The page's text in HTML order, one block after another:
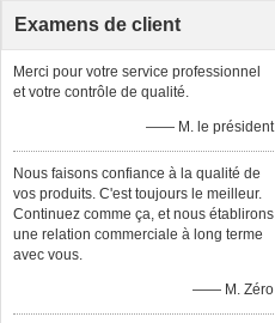
Examens de client
Merci pour votre service professionnel
et votre contrôle de qualité.
—— M. le président
Nous faisons confiance à la qualité de
vos produits. C'est toujours le meilleur.
Continuez comme ça, et nous établirons
une relation commerciale à long terme
avec vous.
—— M. Zéro